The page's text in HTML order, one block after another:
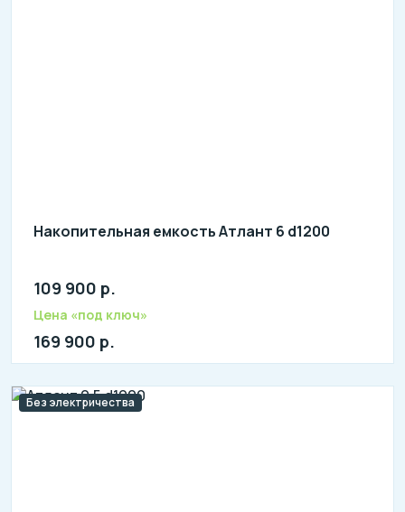
Накопительная емкость Атлант 6 d1200
Количество человек: 8-12
109 900 р.
Цена «под ключ»
169 900 р.
Без электричества